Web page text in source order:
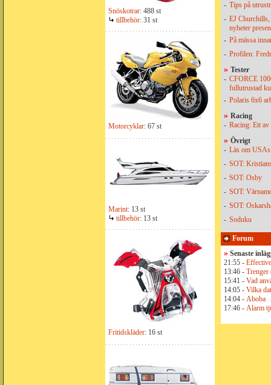
Snöskotrar: 488 st
tillbehör: 31 st
Motorcyklar: 67 st
Marint: 13 st
tillbehör: 13 st
Fritidskläder: 16 st
- Tips på
- EJ Churchills,
nyheter
- På mässa
- Profilen:
» Tester
- CFORCE
fullutrustad
- Polaris 6x6
» Racing
- Racing: Ett av
» Övrigt
- Läs om
- SOT:
- SOT: Osby
- SOT:
- SOT:
- Soduku
Forum
» Senaste
21:55 -
13:46 - Trenger
15:41 - Vad
14:05 - Vilka
14:04 - Aboba
17:46 - Alarm